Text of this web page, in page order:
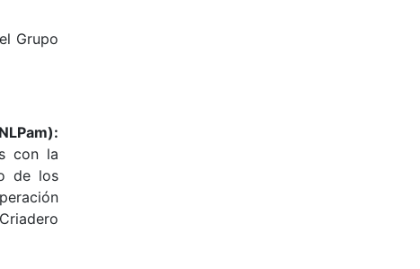
Grupo
con la
de los